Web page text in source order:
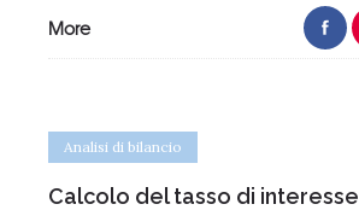
More
Analisi di bilancio
Calcolo del tasso di interesse